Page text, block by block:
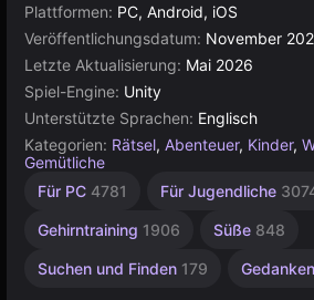
Plattformen: PC, Android, iOS
Veröffentlichungsdatum: November
Letzte Aktualisierung: Mai 2026
Spiel-Engine: Unity
Unterstützte Sprachen: Englisch
Kategorien: Rätsel, Abenteuer, Kinder,
Gemütliche
Für PC 4781 Für Jugendliche
Gehirntraining 1906 Süße 848
Suchen und Finden 179
Agility
Desktop
Kätzchen
Für 1
4144
Einfache
Für
1480
Browser
Unity
3174